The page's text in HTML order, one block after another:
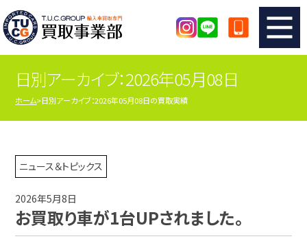
TUCのカンタン査定 買取りの流れ
査定の注意事項 メーカー別査定フォーム
TUCの買取実績
店舗紹介
日別アーカイブ：2026年05月08日
ホーム 日別アーカイブ：2026年05月08日の買取実績
ニュース＆トピックス
2026年5月8日
お買取り車が1台UPされました。